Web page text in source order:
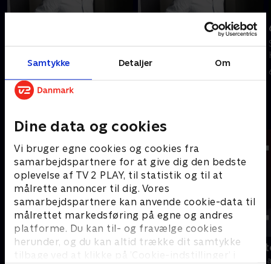
Samtykke Detaljer Om
Dine data og cookies
Vi bruger egne cookies og cookies fra
samarbejdspartnere for at give dig den bedste
oplevelse af TV 2 PLAY, til statistik og til at
målrette annoncer til dig. Vores
samarbejdspartnere kan anvende cookie-data til
målrettet markedsføring på egne og andres
platforme. Du kan til- og fravælge cookies
herunder, og du kan altid trække dit samtykke
tilbage ved at klikke på ’Cookie-indstillinger’ i
Kosmopol.
I går • 10 min
19 News
Nyheder Nyheder &